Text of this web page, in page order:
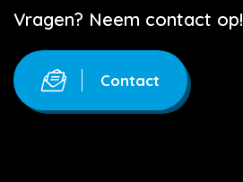
Vragen? Neem contact op!
Contact